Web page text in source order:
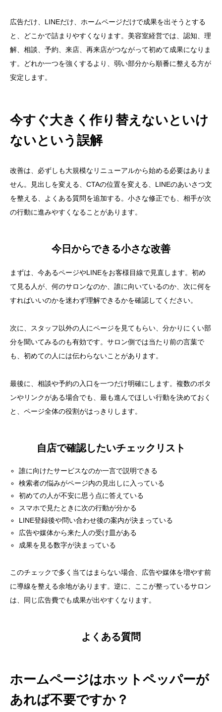
広告だけ、LINEだけ、ホームページだけで成果を出そうとする
と、どこかで詰まりやすくなります。美容室経営では、認知、理
解、相談、予約、来店、再来店がつながって初めて成果になりま
す。どれか一つを強くするより、弱い部分から順番に整える方が
安定します。
今すぐ大きく作り替えないといけ
ないという誤解
改善は、必ずしも大規模なリニューアルから始める必要はありま
せん。見出しを変える、CTAの位置を変える、LINEのあいさつ文
を整える、よくある質問を追加する。小さな修正でも、相手が次
の行動に進みやすくなることがあります。
今日からできる小さな改善
まずは、今あるページやLINEをお客様目線で見直します。初め
て見る人が、何のサロンなのか、誰に向いているのか、次に何を
すればいいのかを迷わず理解できるかを確認してください。
次に、スタッフ以外の人にページを見てもらい、分かりにくい部
分を聞いてみるのも有効です。サロン側では当たり前の言葉で
も、初めての人には伝わらないことがあります。
最後に、相談や予約の入口を一つだけ明確にします。複数のボタ
ンやリンクがある場合でも、最も進んでほしい行動を決めておく
と、ページ全体の役割がはっきりします。
自店で確認したいチェックリスト
誰に向けたサービスなのか一言で説明できる
検索者の悩みがページ内の見出しに入っている
初めての人が不安に思う点に答えている
スマホで見たときに次の行動が分かる
LINE登録後や問い合わせ後の案内が決まっている
広告や媒体から来た人の受け皿がある
成果を見る数字が決まっている
このチェックで多く当てはまらない場合、広告や媒体を増やす前
に導線を整える余地があります。逆に、ここが整っているサロン
は、同じ広告費でも成果が出やすくなります。
よくある質問
ホームページはホットペッパーが
あれば不要ですか？